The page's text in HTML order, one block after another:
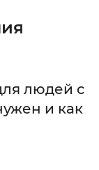
засечками
людей с
и как